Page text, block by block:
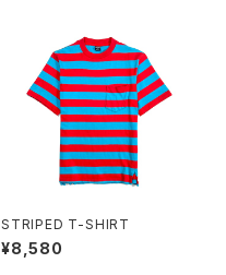
STRIPED T-SHIRT
¥8,580